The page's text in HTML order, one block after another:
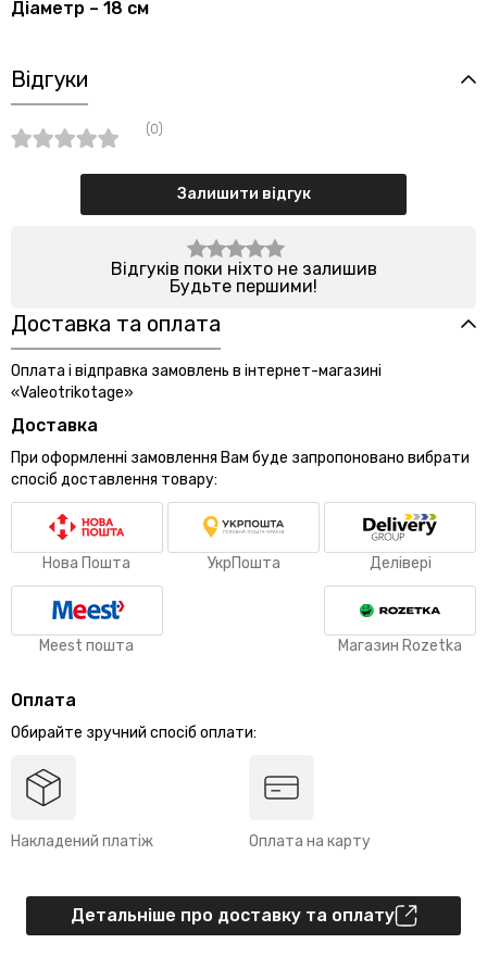
Діаметр – 18 см
Відгуки
(0)
Залишити відгук
Відгуків поки ніхто не залишив
Будьте першими!
Доставка та оплата
Оплата і відправка замовлень в інтернет-магазині
«Valeotrikotage»
Доставка
При оформленні замовлення Вам буде запропоновано вибрати
спосіб доставлення товару:
Нова Пошта УкрПошта Делівері
Meest пошта Магазин Rozetka
Оплата
Обирайте зручний спосіб оплати:
Накладений платіж Оплата на карту
Детальніше про доставку та оплату